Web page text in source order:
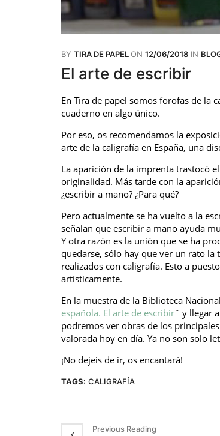
BY TIRA DE PAPELON 12/06/2018 IN
El arte de escribir
En Tira de papel somos forofas de la
cuaderno en algo único.
Por eso, os recomendamos la
arte de la caligrafía en España, una
La aparición de la imprenta trastocó
originalidad. Más tarde con la
¿escribir a mano? ¿Para qué?
Pero actualmente se ha vuelto a la
señalan que escribir a mano ayuda
Y otra razón es la unión que se ha
quedarse, sólo hay que ver un rato
realizados con caligrafía. Esto a
artísticamente.
En la muestra de la Biblioteca
española. El arte de escribir¨ y llegar
podremos ver obras de los
valorada hoy en día. Ya no son solo
¡No dejeis de ir, os encantará!
TAGS: CALIGRAFÍA
Previous Reading